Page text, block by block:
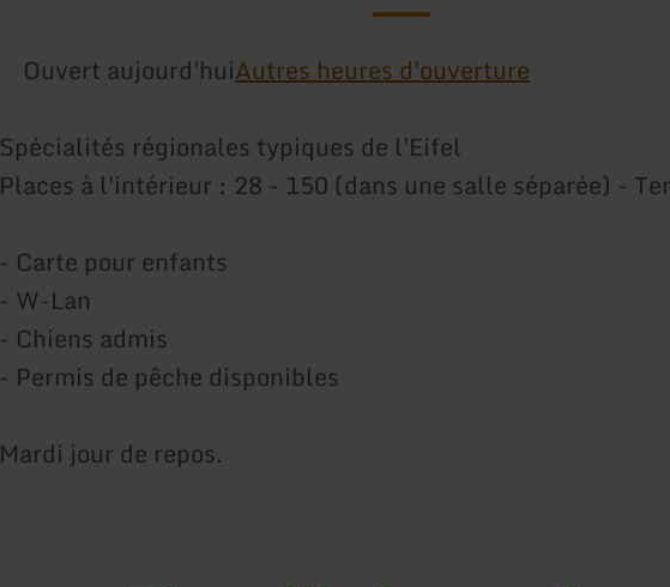
Ouvert aujourd'huiAutres heures d'ouverture
Spécialités régionales typiques de l'Eifel
Places à l'intérieur : 28 - 150 (dans une salle séparée) -
- Carte pour enfants
- W-Lan
- Chiens admis
- Permis de pêche disponibles
Mardi jour de repos.